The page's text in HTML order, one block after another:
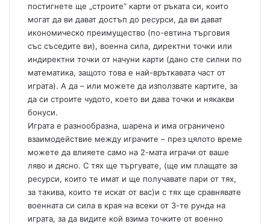
постигнете ще „строите“ карти от ръката си, които
могат да ви дават достъп до ресурси, да ви дават
икономическо преимущество (по-евтина търговия
със съседите ви), военна сила, директни точки или
индиректни точки от начуни карти (дано сте силни по
математика, защото това е най-връткавата част от
играта). А да – или можете да използвате картите, за
да си строите чудото, което ви дава точки и някакви
бонуси.
Играта е разнообразна, шарена и има ограничено
взаимодействие между играчите – през цялото време
можете да влияете само на 2-мата играчи от ваше
ляво и дясно. С тях ще търгувате, (ще им плащате за
ресурси, които те имат и ще получавате пари от тях,
за такива, които те искат от вас)и с тях ще сравнявате
военната си сила в края на всеки от 3-те рунда на
играта, за да видите кой взима точките от военно